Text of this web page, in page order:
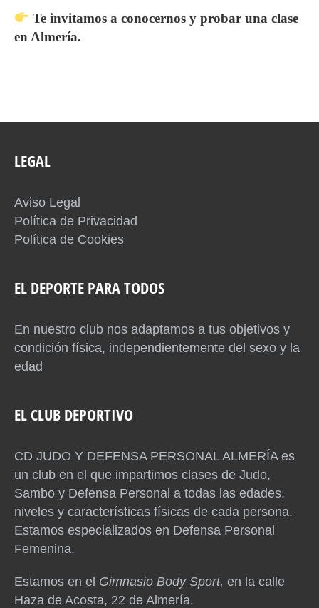
Te invitamos a conocernos y probar una clase
en Almería.
LEGAL
Aviso Legal
Política de Privacidad
Política de Cookies
EL DEPORTE PARA TODOS
En nuestro club nos adaptamos a tus objetivos y
condición física, independientemente del sexo y la
edad
EL CLUB DEPORTIVO
CD JUDO Y DEFENSA PERSONAL ALMERÍA es
un club en el que impartimos clases de Judo,
Sambo y Defensa Personal a todas las edades,
niveles y características físicas de cada persona.
Estamos especializados en Defensa Personal
Femenina.
Estamos en el Gimnasio Body Sport, en la calle
Haza de Acosta, 22 de Almería.